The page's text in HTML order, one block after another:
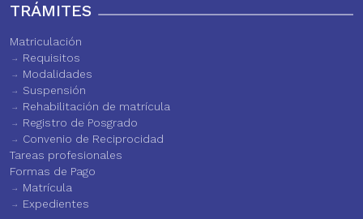
TRÁMITES
Matriculación
Requisitos
Modalidades
Suspensión
Rehabilitación de matrícula
Registro de Posgrado
Convenio de Reciprocidad
Tareas profesionales
Formas de Pago
Matrícula
Expedientes